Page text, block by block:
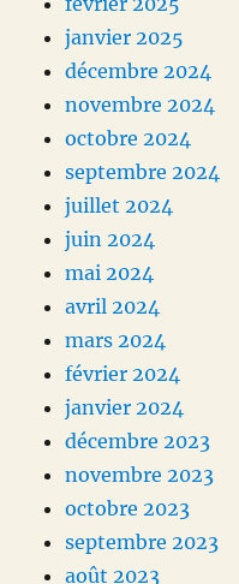
janvier 2025
décembre 2024
novembre 2024
octobre 2024
septembre 2024
juillet 2024
juin 2024
mai 2024
avril 2024
mars 2024
février 2024
janvier 2024
décembre 2023
novembre 2023
octobre 2023
septembre 2023
août 2023